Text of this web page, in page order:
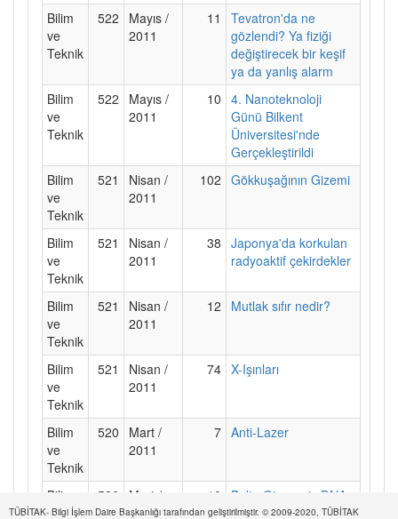
Bilim
ve
Teknik
522
Mayıs /
2011
11
Tevatron'da ne
gözlendi? Ya fiziği
değiştirecek bir keşif
ya da yanlış alarm
Bilim
ve
Teknik
522
Mayıs /
2011
10 4. Nanoteknoloji
Günü Bilkent
Üniversitesi'nde
Gerçekleştirildi
Bilim
ve
Teknik
521
Nisan /
2011
102 Gökkuşağının Gizemi
Bilim
ve
Teknik
521
Nisan /
2011
38 Japonya'da korkulan
radyoaktif çekirdekler
Bilim
ve
Teknik
521
Nisan /
2011
12 Mutlak sıfır nedir?
Bilim
ve
Teknik
521
Nisan /
2011
74 X-Işınları
Bilim
ve
Teknik
520
Mart /
2011
7 Anti-Lazer
Bilim
ve
520
Mart /
2011
10
Balta Girmemiş DNA
Ormanında
TÜBİTAK- Bilgi İşlem Daire Başkanlığı tarafından geliştirilmiştir. © 2009-2020, TÜBİTAK